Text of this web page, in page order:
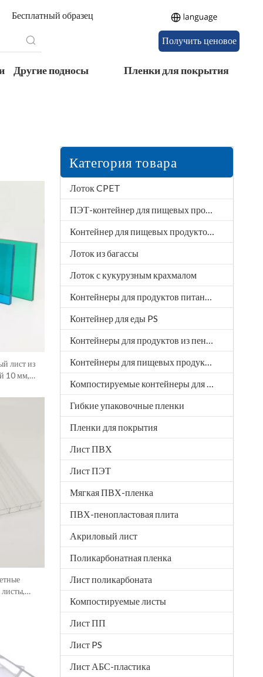
Бесплатный образец
Получить ценовое
Другие подносы Пленки для покрытия
лист из
10 мм,
Категория товара
Лоток CPET
ПЭТ-контейнер для пищевых продуктов
Контейнер для пищевых продуктов из полипропилена
Лоток из багассы
Лоток с кукурузным крахмалом
Контейнеры для продуктов питания из PLA
Контейнер для еды PS
Контейнеры для продуктов из пенополистирола XPS
Контейнеры для пищевых продуктов из пенополистирола XPP
Компостируемые контейнеры для пищевых продуктов
Гибкие упаковочные пленки
Пленки для покрытия
Лист ПВХ
Лист ПЭТ
Мягкая ПВХ-пленка
ПВХ-пенопластовая плита
Акриловый лист
Поликарбонатная пленка
Лист поликарбоната
Компостируемые листы
Лист ПП
Лист PS
Лист АБС-пластика